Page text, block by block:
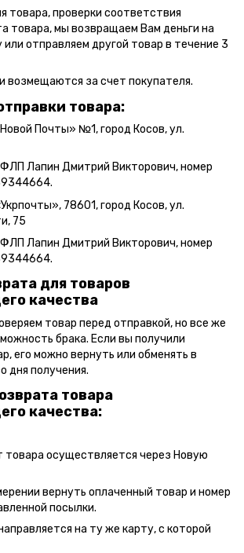
товара, проверки соответствия
товара, мы возвращаем Вам деньги на
отправляем другой товар в течение 3
возмещаются за счет покупателя.
товара:
Почты» №1, город Косов,ул.
ФЛП Лапин Дмитрий Викторович, номер
Укрпочты», 78601, город Косов, ул.
75
ФЛП Лапин Дмитрий Викторович, номер
для товаров
качества
товар перед отправкой, но все же
брака. Если вы получили
его можно вернуть или обменять в
дня получения.
товара
качества:
товара осуществляется через Новую
вернуть оплаченный товар и номер
посылки.
на ту же карту, с которой